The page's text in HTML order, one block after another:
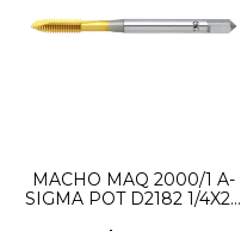
MACHO MAQ 2000/1 A-
SIGMA POT D2182 1/4X20